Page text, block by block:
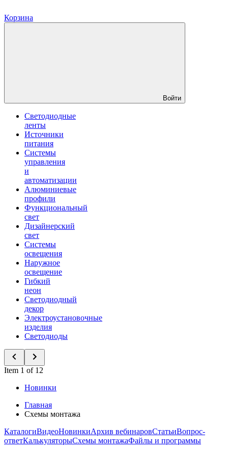
Корзина
Войти
Светодиодные
ленты
Источники
питания
Системы
управления
и
автоматизации
Алюминиевые
профили
Функциональный
свет
Дизайнерский
свет
Системы
освещения
Наружное
освещение
Гибкий
неон
Светодиодный
декор
Электроустановочные
изделия
Светодиоды
Item 1 of 12
Новинки
Главная
Схемы монтажа
КаталогиВидеоНовинкиАрхив вебинаровСтатьиВопрос-
ответКалькуляторыСхемы монтажаФайлы и программы